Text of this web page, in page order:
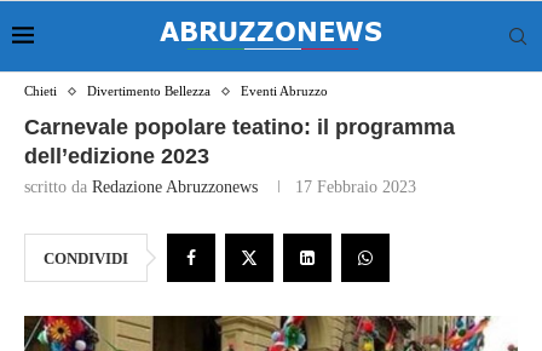
Chieti Divertimento Bellezza Eventi Abruzzo
Carnevale popolare teatino: il programma
dell’edizione 2023
scritto da Redazione Abruzzonews 17 Febbraio 2023
CONDIVIDI